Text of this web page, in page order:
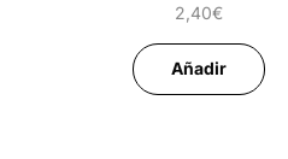
2,40€
Añadir